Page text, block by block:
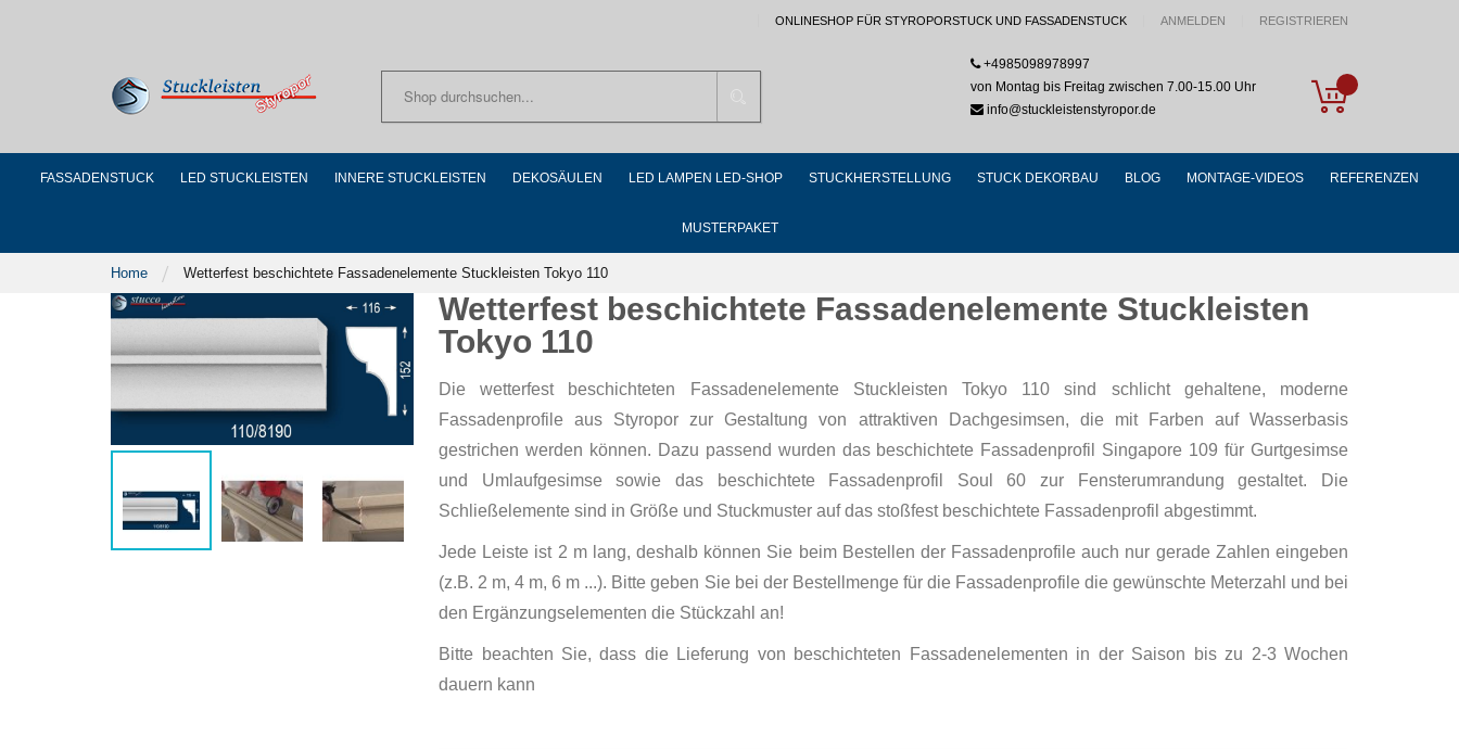
ONLINESHOP FÜR STYROPORSTUCK UND FASSADENSTUCK ANMELDEN REGISTRIEREN
My Cart
+4985098978997
von Montag bis Freitag zwischen 7.00-15.00 Uhr
info@stuckleistenstyropor.de
FASSADENSTUCK LED STUCKLEISTEN INNERE STUCKLEISTEN DEKOSÄULEN LED LAMPEN LED-SHOP STUCKHERSTELLUNG STUCK DEKORBAU BLOG MONTAGE-VIDEOS REFERENZEN
MUSTERPAKET
Home Wetterfest beschichtete Fassadenelemente Stuckleisten Tokyo 110
Wetterfest beschichtete Fassadenelemente Stuckleisten
Tokyo 110
Die wetterfest beschichteten Fassadenelemente Stuckleisten Tokyo 110 sind schlicht gehaltene, moderne
Fassadenprofile aus Styropor zur Gestaltung von attraktiven Dachgesimsen, die mit Farben auf Wasserbasis
gestrichen werden können. Dazu passend wurden das beschichtete Fassadenprofil Singapore 109 für Gurtgesimse
und Umlaufgesimse sowie das beschichtete Fassadenprofil Soul 60 zur Fensterumrandung gestaltet. Die
Schließelemente sind in Größe und Stuckmuster auf das stoßfest beschichtete Fassadenprofil abgestimmt.
Jede Leiste ist 2 m lang, deshalb können Sie beim Bestellen der Fassadenprofile auch nur gerade Zahlen eingeben
(z.B. 2 m, 4 m, 6 m ...). Bitte geben Sie bei der Bestellmenge für die Fassadenprofile die gewünschte Meterzahl und bei
den Ergänzungselementen die Stückzahl an!
Bitte beachten Sie, dass die Lieferung von beschichteten Fassadenelementen in der Saison bis zu 2-3 Wochen
dauern kann